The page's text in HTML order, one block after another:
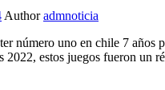
Author admnoticia
número uno en chile 7
2022, estos juegos fueron